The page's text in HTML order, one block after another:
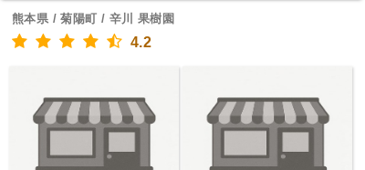
熊本県 / 菊陽町 / 辛川 果樹園
4.2